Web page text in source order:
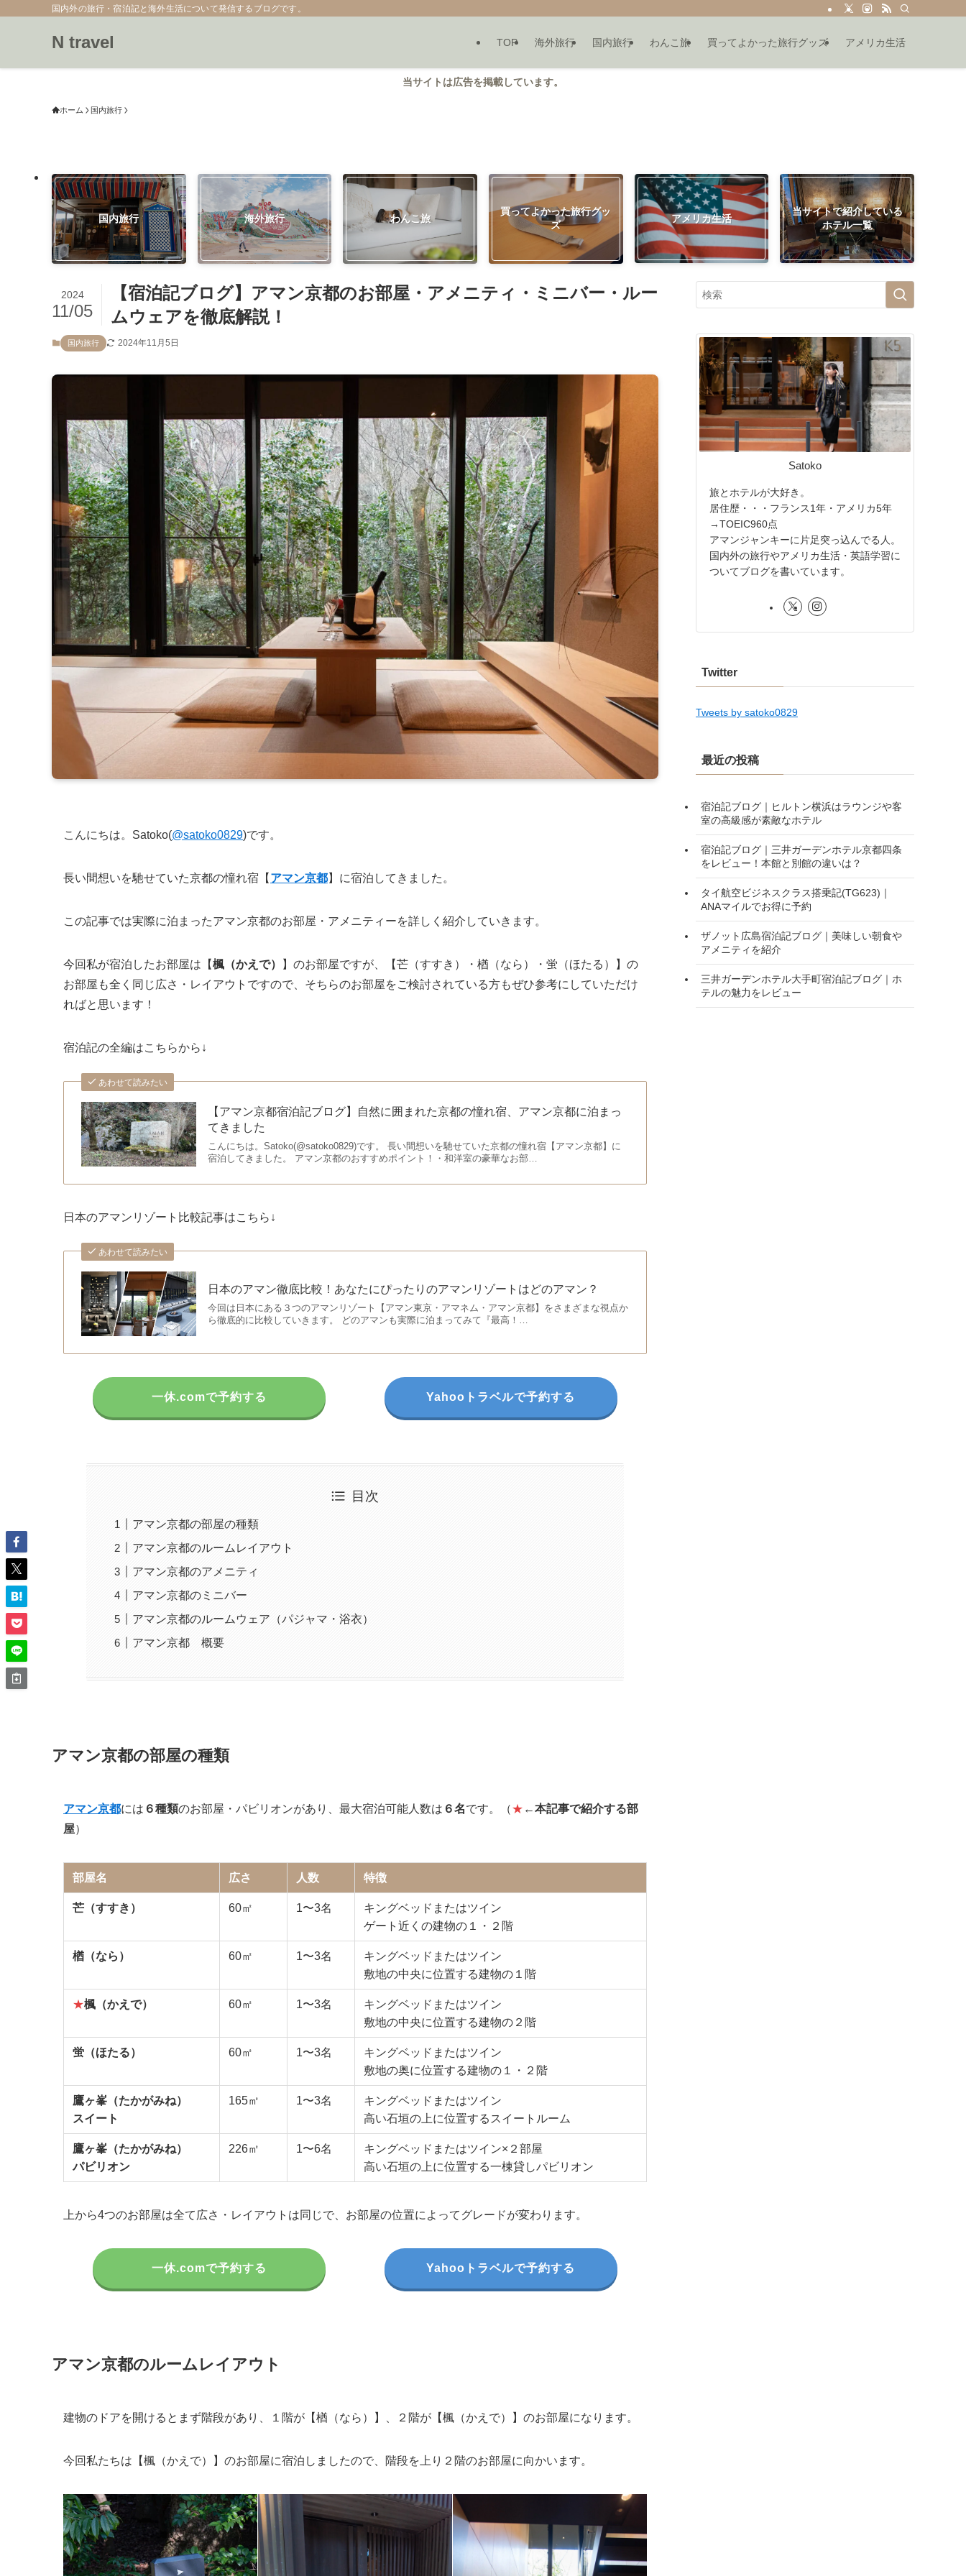
国内外の旅行・宿泊記と海外生活について発信するブログです。
N travel TOP 海外旅行 国内旅行 わんこ旅 買ってよかった旅行グッズ アメリカ生活
当サイトは広告を掲載しています。
ホーム 国内旅行
国内旅行 海外旅行 わんこ旅
買ってよかった旅行グッ
ズ
アメリカ生活
当サイトで紹介している
ホテル一覧
【宿泊記ブログ】アマン京都のお部屋・アメニティ・ミニバー・ルー
ムウェアを徹底解説！
2024
11/05
国内旅行 2024年11月5日
こんにちは。Satoko(@satoko0829)です。
長い間想いを馳せていた京都の憧れ宿【 アマン京都】に宿泊してきました。
この記事では実際に泊まったアマン京都のお部屋・アメニティーを詳しく紹介していきます。
今回私が宿泊したお部屋は【楓（かえで）
】のお部屋ですが、【芒（すすき）・楢（なら）・蛍（ほたる）】の
お部屋も全く同じ広さ・レイアウトですので、そちらのお部屋をご検討されている方もぜひ参考にしていただけ
ればと思います！
宿泊記の全編はこちらから↓
あわせて読みたい
【アマン京都宿泊記ブログ】自然に囲まれた京都の憧れ宿、アマン京都に泊まっ
てきました
こんにちは。Satoko(@satoko0829)です。 長い間想いを馳せていた京都の憧れ宿【アマン京都】に
宿泊してきました。 アマン京都のおすすめポイント！・和洋室の豪華なお部…
日本のアマンリゾート比較記事はこちら↓
あわせて読みたい
日本のアマン徹底比較！あなたにぴったりのアマンリゾートはどのアマン？
今回は日本にある３つのアマンリゾート【アマン東京・アマネム・アマン京都】をさまざまな視点か
ら徹底的に比較していきます。 どのアマンも実際に泊まってみて『最高！…
一休.comで予約する Yahooトラベルで予約する
目次
アマン京都の部屋の種類
アマン京都のルームレイアウト
アマン京都のアメニティ
アマン京都のミニバー
アマン京都のルームウェア（パジャマ・浴衣）
アマン京都 概要
アマン京都の部屋の種類
アマン京都には ６種類のお部屋・パビリオンがあり、最大宿泊可能人数は ６名です。（★ ←本記事で紹介する部
屋）
部屋名 広さ 人数 特徴
芒（すすき） 60㎡ 1〜3名
キングベッドまたはツイン
ゲート近くの建物の１・２階
楢（なら） 60㎡ 1〜3名
キングベッドまたはツイン
敷地の中央に位置する建物の１階
★楓（かえで） 60㎡ 1〜3名
キングベッドまたはツイン
敷地の中央に位置する建物の２階
蛍（ほたる） 60㎡ 1〜3名
キングベッドまたはツイン
敷地の奥に位置する建物の１・２階
鷹ヶ峯（たかがみね）
スイート
165㎡ 1〜3名
キングベッドまたはツイン
高い石垣の上に位置するスイートルーム
鷹ヶ峯（たかがみね）
パビリオン
226㎡ 1〜6名
キングベッドまたはツイン×２部屋
高い石垣の上に位置する一棟貸しパビリオン
上から4つのお部屋は全て広さ・レイアウトは同じで、お部屋の位置によってグレードが変わります。
一休.comで予約する Yahooトラベルで予約する
アマン京都のルームレイアウト
建物のドアを開けるとまず階段があり、１階が【楢（なら）】、２階が【楓（かえで）】のお部屋になります。
今回私たちは 【楓（かえで）】 のお部屋に宿泊しましたので、階段を上り２階のお部屋に向かいます。
Satoko
旅とホテルが大好き。
居住歴・・・フランス1年・アメリカ5年
→TOEIC960点
アマンジャンキーに片足突っ込んでる人。
国内外の旅行やアメリカ生活・英語学習に
ついてブログを書いています。
Twitter
Tweets by satoko0829
最近の投稿
宿泊記ブログ｜ヒルトン横浜はラウンジや客
室の高級感が素敵なホテル
宿泊記ブログ｜三井ガーデンホテル京都四条
をレビュー！本館と別館の違いは？
タイ航空ビジネスクラス搭乗記(TG623)｜
ANAマイルでお得に予約
ザノット広島宿泊記ブログ｜美味しい朝食や
アメニティを紹介
三井ガーデンホテル大手町宿泊記ブログ｜ホ
テルの魅力をレビュー